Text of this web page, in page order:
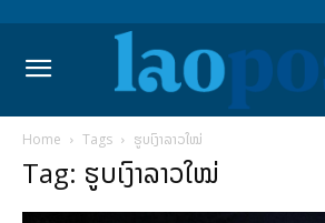
Home Tags ຮູບເງົາລາວໃໝ່
Tag: ຮູບເງົາລາວໃໝ່